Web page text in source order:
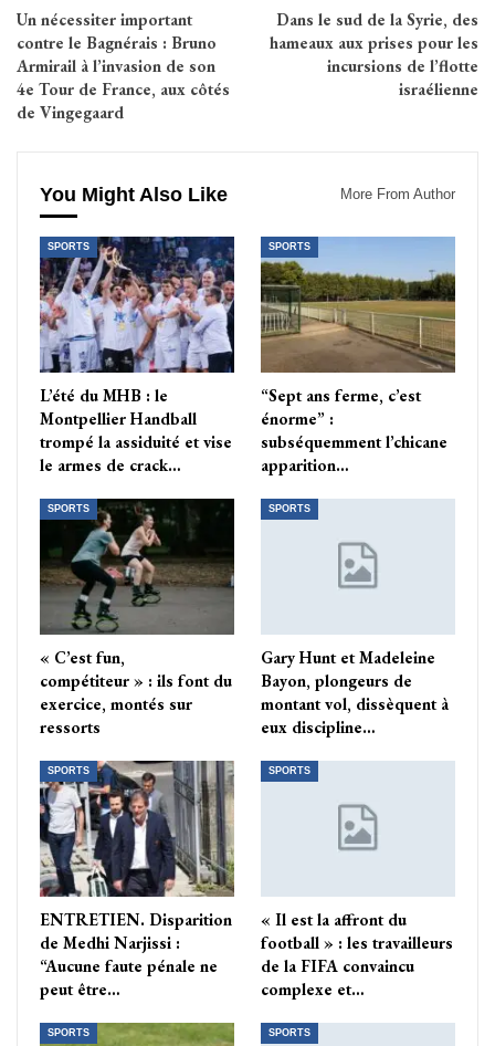
Un nécessiter important
contre le Bagnérais : Bruno
Armirail à l’invasion de son
4e Tour de France, aux côtés
de Vingegaard
Dans le sud de la Syrie, des
hameaux aux prises pour les
incursions de l’flotte
israélienne
You Might Also Like More From Author
SPORTS
L’été du MHB : le
Montpellier Handball
trompé la assiduité et vise
le armes de crack…
SPORTS
“Sept ans ferme, c’est
énorme” :
subséquemment l’chicane
apparition…
SPORTS
« C’est fun,
compétiteur » : ils font du
exercice, montés sur
ressorts
SPORTS
Gary Hunt et Madeleine
Bayon, plongeurs de
montant vol, dissèquent à
eux discipline…
SPORTS
ENTRETIEN. Disparition
de Medhi Narjissi :
“Aucune faute pénale ne
peut être…
SPORTS
« Il est la affront du
football » : les travailleurs
de la FIFA convaincu
complexe et…
SPORTS SPORTS